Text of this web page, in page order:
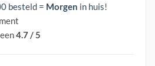
besteld = Morgen in huis!
4.7 / 5